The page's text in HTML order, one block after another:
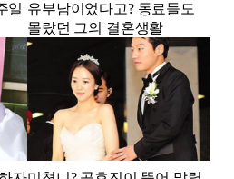
일 유부남이었다고? 동료들도
몰랐던 그의 결혼생활